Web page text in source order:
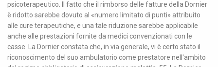
psicoterapeutico. Il fatto che il rimborso delle fatture della Dornier
è ridotto sarebbe dovuto al «numero limitato di punti» attribuito
alle cure terapeutiche, e una tale riduzione sarebbe applicabile
anche alle prestazioni fornite da medici convenzionati con le
casse. La Dornier constata che, in via generale, vi è certo stato il
riconoscimento del suo ambulatorio come prestatore nell'ambito